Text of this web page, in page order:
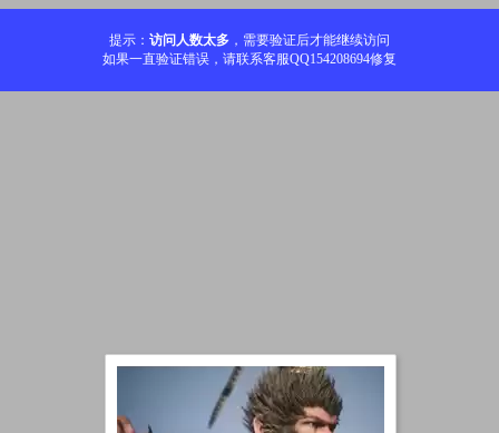
提示： 访问人数太多 ，需要验证后才能继续访问
如果一直验证错误，请联系客服QQ154208694修复